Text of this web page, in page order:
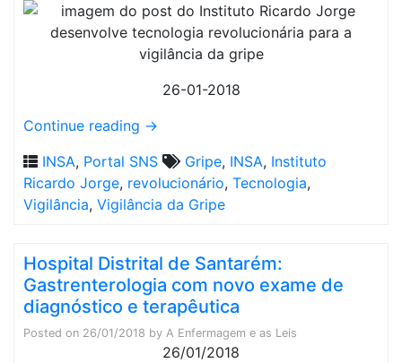
26-01-2018
Continue reading →
INSA, Portal SNS Gripe, INSA, Instituto
Ricardo Jorge, revolucionário, Tecnologia,
Vigilância, Vigilância da Gripe
Hospital Distrital de Santarém:
Gastrenterologia com novo exame de
diagnóstico e terapêutica
Posted on 26/01/2018 by A Enfermagem e as Leis
26/01/2018